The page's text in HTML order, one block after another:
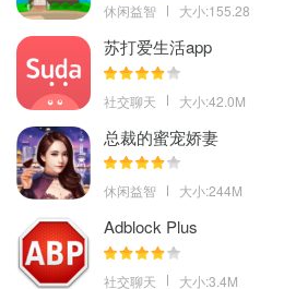
休闲益智 大小:155.28
苏打爱生活app
社交聊天 大小:42.0M
总裁的蜜宠娇妻
休闲益智 大小:244M
Adblock Plus
社交聊天 大小:3.4M